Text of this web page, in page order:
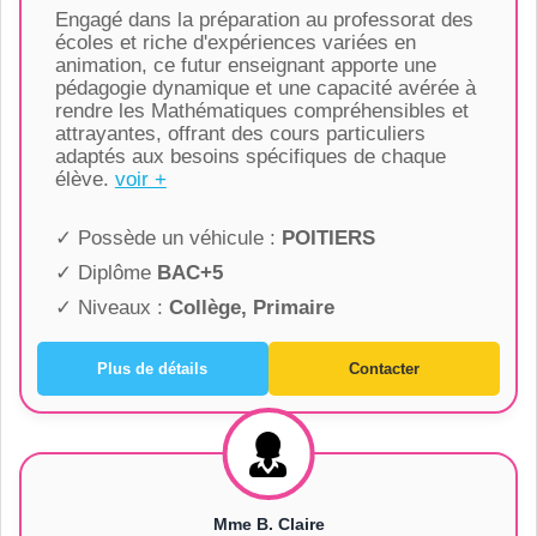
Engagé dans la préparation au professorat des
écoles et riche d'expériences variées en
animation, ce futur enseignant apporte une
pédagogie dynamique et une capacité avérée à
rendre les Mathématiques compréhensibles et
attrayantes, offrant des cours particuliers
adaptés aux besoins spécifiques de chaque
élève. voir +
✓ Possède un véhicule : POITIERS
✓ Diplôme BAC+5
✓ Niveaux : Collège, Primaire
Plus de détails Contacter
Mme B. Claire